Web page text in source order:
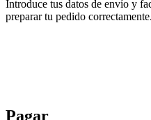
Introduce tus datos de envío y
preparar tu pedido
Pagar